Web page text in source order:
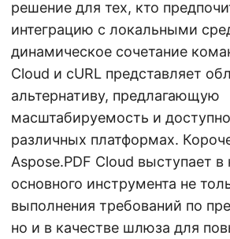
решение для тех, кто
интеграцию с локальными
динамическое сочетание
Cloud и cURL представляет
альтернативу, предлагающую
масштабируемость и
различных платформах.
Aspose.PDF Cloud выступает в
основного инструмента не
выполнения требований по
но и в качестве шлюза для